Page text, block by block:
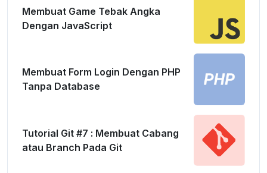
Membuat Game Tebak Angka
Dengan JavaScript
Membuat Form Login Dengan PHP
Tanpa Database
Tutorial Git #7 : Membuat Cabang
atau Branch Pada Git